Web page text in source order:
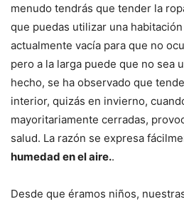
menudo tendrás que tender la
que puedas utilizar una
actualmente vacía para que no
pero a la larga puede que no sea
hecho, se ha observado que
interior, quizás en invierno,
mayoritariamente cerradas,
salud. La razón se expresa
humedad en el aire..
Desde que éramos niños,